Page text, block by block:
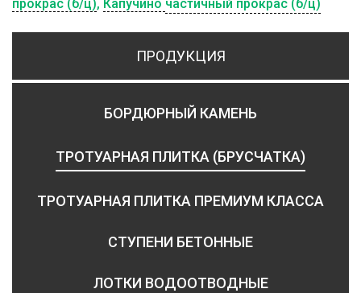
ПРОДУКЦИЯ
БОРДЮРНЫЙ КАМЕНЬ
ТРОТУАРНАЯ ПЛИТКА (БРУСЧАТКА)
ТРОТУАРНАЯ ПЛИТКА ПРЕМИУМ КЛАССА
СТУПЕНИ БЕТОННЫЕ
ЛОТКИ ВОДООТВОДНЫЕ
прокрас (б/ц), Капучино частичный прокрас (б/ц)